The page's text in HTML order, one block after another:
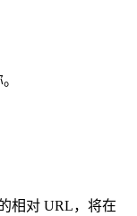
相对 URL，将在